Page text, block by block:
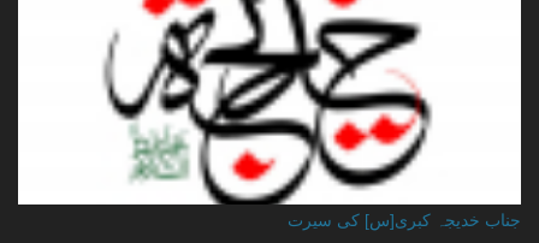
جناب خدیجہ کبری[س] کی سیرت